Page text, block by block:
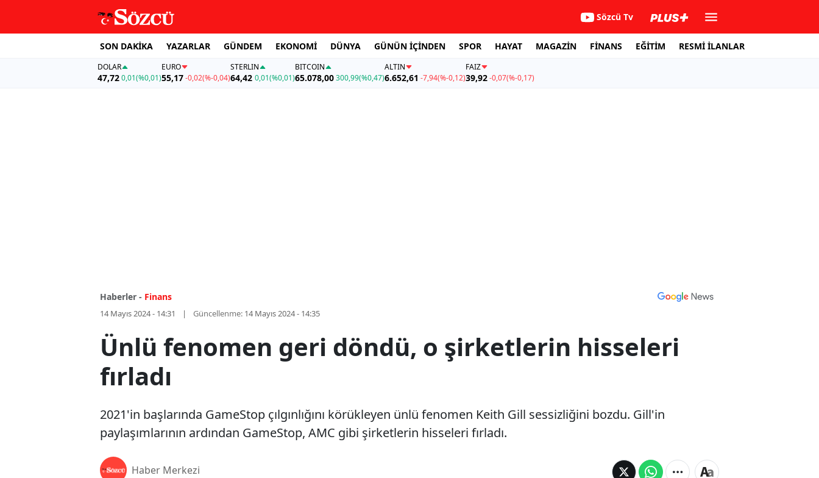
Sözcü Tv
SON DAKİKA YAZARLAR GÜNDEM EKONOMİ DÜNYA GÜNÜN İÇİNDEN SPOR HAYAT MAGAZİN FİNANS EĞİTİM RESMİ İLANLAR
DOLAR
47,720,01(%0,01)
EURO
55,17 -0,02(%-0,04)
STERLIN
64,42 0,01(%0,01)
BITCOIN
65.078,00300,99(%0,47)
ALTIN
6.652,61 -7,94(%-0,12)
FAİZ
39,92-0,07(%-0,17)
Haberler - Finans
14 Mayıs 2024 - 14:31 Güncellenme: 14 Mayıs 2024 - 14:35
Ünlü fenomen geri döndü, o şirketlerin hisseleri
fırladı
2021'in başlarında GameStop çılgınlığını körükleyen ünlü fenomen Keith Gill sessizliğini bozdu. Gill'in
paylaşımlarının ardından GameStop, AMC gibi şirketlerin hisseleri fırladı.
Haber Merkezi